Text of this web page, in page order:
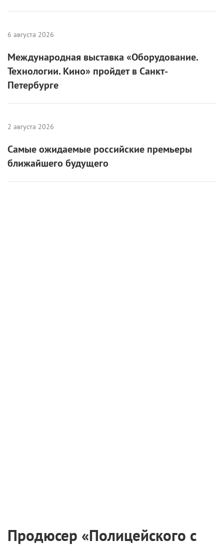
6 августа 2026
Международная выставка «Оборудование.
Технологии. Кино» пройдет в Санкт-
Петербурге
2 августа 2026
Самые ожидаемые российские премьеры
ближайшего будущего
Продюсер «Полицейского с